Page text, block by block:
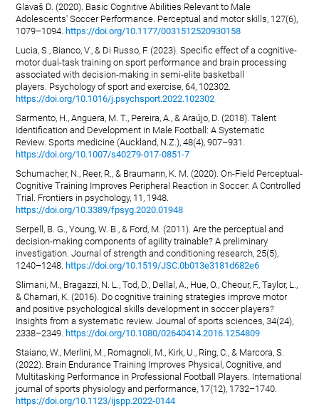
Glavaš D. (2020). Basic Cognitive Abilities Relevant to Male
Adolescents' Soccer Performance. Perceptual and motor skills, 127(6),
1079–1094. https://doi.org/10.1177/0031512520930158
Lucia, S., Bianco, V., & Di Russo, F. (2023). Specific effect of a cognitive-
motor dual-task training on sport performance and brain processing
associated with decision-making in semi-elite basketball
players. Psychology of sport and exercise, 64, 102302.
https://doi.org/10.1016/j.psychsport.2022.102302
Sarmento, H., Anguera, M. T., Pereira, A., & Araújo, D. (2018). Talent
Identification and Development in Male Football: A Systematic
Review. Sports medicine (Auckland, N.Z.), 48(4), 907–931.
https://doi.org/10.1007/s40279-017-0851-7
Schumacher, N., Reer, R., & Braumann, K. M. (2020). On-Field Perceptual-
Cognitive Training Improves Peripheral Reaction in Soccer: A Controlled
Trial. Frontiers in psychology, 11, 1948.
https://doi.org/10.3389/fpsyg.2020.01948
Serpell, B. G., Young, W. B., & Ford, M. (2011). Are the perceptual and
decision-making components of agility trainable? A preliminary
investigation. Journal of strength and conditioning research, 25(5),
1240–1248. https://doi.org/10.1519/JSC.0b013e3181d682e6
Slimani, M., Bragazzi, N. L., Tod, D., Dellal, A., Hue, O., Cheour, F., Taylor, L.,
& Chamari, K. (2016). Do cognitive training strategies improve motor
and positive psychological skills development in soccer players?
Insights from a systematic review. Journal of sports sciences, 34(24),
2338–2349. https://doi.org/10.1080/02640414.2016.1254809
Staiano, W., Merlini, M., Romagnoli, M., Kirk, U., Ring, C., & Marcora, S.
(2022). Brain Endurance Training Improves Physical, Cognitive, and
Multitasking Performance in Professional Football Players. International
journal of sports physiology and performance, 17(12), 1732–1740.
https://doi.org/10.1123/ijspp.2022-0144